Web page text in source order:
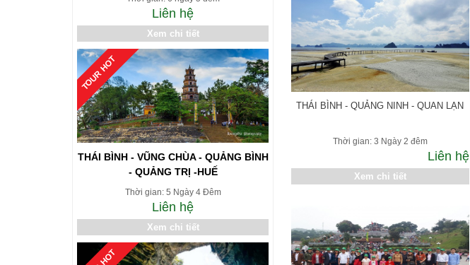
Liên hệ
Xem chi tiết
TOUR HOT
THÁI BÌNH - VŨNG CHÙA - QUẢNG BÌNH
- QUẢNG TRỊ -HUẾ
Thời gian: 5 Ngày 4 Đêm
Liên hệ
Xem chi tiết
THÁI BÌNH - QUẢNG NINH - QUAN LẠN
Thời gian: 3 Ngày 2 đêm
Liên hệ
Xem chi tiết